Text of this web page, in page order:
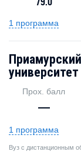
79.0
1 программа
Прох. балл
—
1 программа
Вуз с дистанционным